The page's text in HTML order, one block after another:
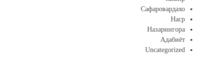
Сафаровардахо
Наср
Назарнигора
Адабиёт
Uncategorized